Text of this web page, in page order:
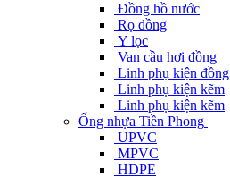
Đồng hồ nước
Rọ đồng
Y lọc
Van cầu hơi đồng
Linh phụ kiện đồng
Linh phụ kiện kẽm
Linh phụ kiện kẽm
Ống nhựa Tiền Phong
UPVC
MPVC
HDPE